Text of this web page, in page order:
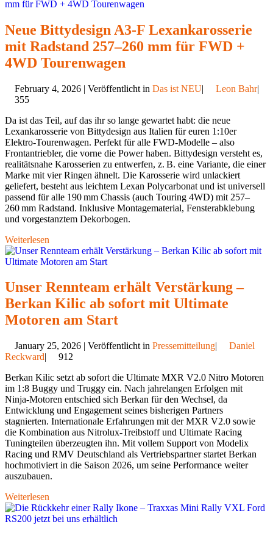
Neue Bittydesign A3-F Lexankarosserie
mit Radstand 257–260 mm für FWD +
4WD Tourenwagen
February 4, 2026 | Veröffentlicht in Das ist NEU| Leon Bahr|
355
Da ist das Teil, auf das ihr so lange gewartet habt: die neue
Lexankarosserie von Bittydesign aus Italien für euren 1:10er
Elektro-Tourenwagen. Perfekt für alle FWD-Modelle – also
Frontantriebler, die vorne die Power haben. Bittydesign versteht es,
realitätsnahe Karosserien zu entwerfen, z. B. eine Variante, die einer
Marke mit vier Ringen ähnelt. Die Karosserie wird unlackiert
geliefert, besteht aus leichtem Lexan Polycarbonat und ist universell
passend für alle 190 mm Chassis (auch Touring 4WD) mit 257–
260 mm Radstand. Inklusive Montagematerial, Fensterabklebung
und vorgestanztem Dekorbogen.
Weiterlesen
Unser Rennteam erhält Verstärkung –
Berkan Kilic ab sofort mit Ultimate
Motoren am Start
January 25, 2026 | Veröffentlicht in Pressemitteilung|
Daniel
Reckward|
912
Berkan Kilic setzt ab sofort die Ultimate MXR V2.0 Nitro Motoren
im 1:8 Buggy und Truggy ein. Nach jahrelangen Erfolgen mit
Ninja-Motoren entschied sich Berkan für den Wechsel, da
Entwicklung und Engagement seines bisherigen Partners
stagnierten. Internationale Erfahrungen mit der MXR V2.0 sowie
die Kombination aus Nitrolux-Treibstoff und Ultimate Racing
Tuningteilen überzeugten ihn. Mit vollem Support von Modelix
Racing und RMV Deutschland als Vertriebspartner startet Berkan
hochmotiviert in die Saison 2026, um seine Performance weiter
auszubauen.
Weiterlesen